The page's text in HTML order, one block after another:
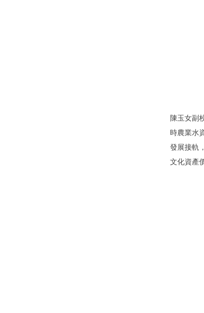
陳玉女副
時農業水
發展接軌
文化資產